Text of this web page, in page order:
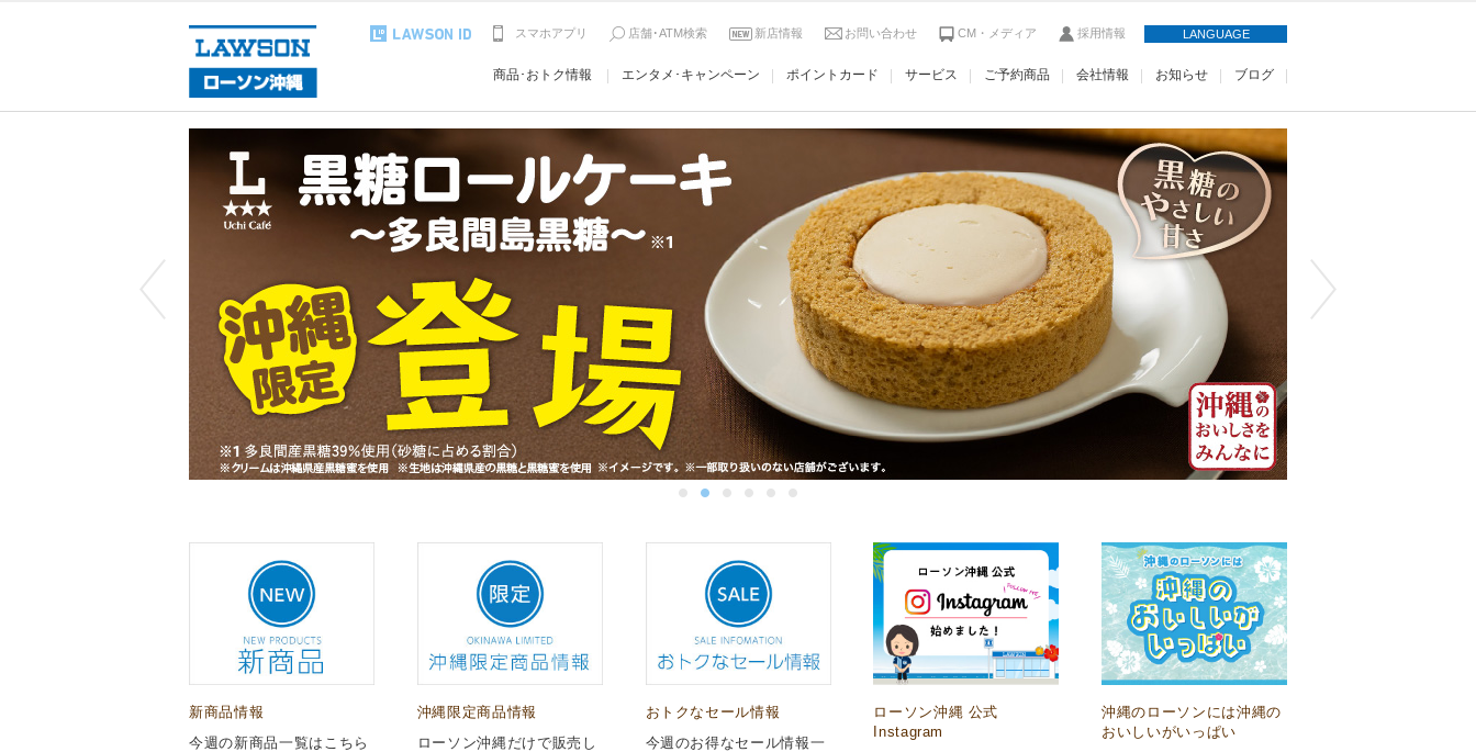
スマホアプリ 店舗･ATM検索 新店情報 お問い合わせ CM・メディア 採用情報 LANGUAGE
商品･おトク情報 エンタメ･キャンペーン ポイントカード サービス ご予約商品 会社情報 お知らせ ブログ
新商品情報
今週の新商品一覧はこちら
沖縄限定商品情報
ローソン沖縄だけで販売し
おトクなセール情報
今週のお得なセール情報一
ローソン沖縄 公式
Instagram
沖縄のローソンには沖縄の
おいしいがいっぱい